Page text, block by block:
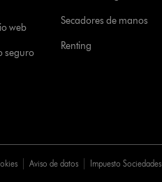
web
seguro
Secadores de manos
Renting
Aviso de datos Impuesto Sociedades